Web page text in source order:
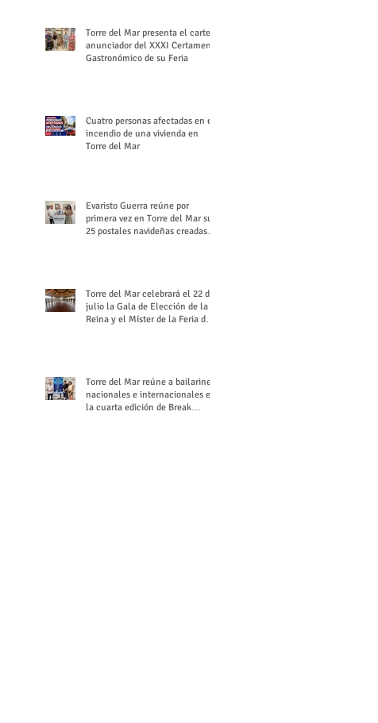
Torre del Mar presenta el cartel
anunciador del XXXI Certamen
Gastronómico de su Feria
Cuatro personas afectadas en el
incendio de una vivienda en
Torre del Mar
Evaristo Guerra reúne por
primera vez en Torre del Mar sus
25 postales navideñas creadas
Torre del Mar celebrará el 22 de
julio la Gala de Elección de la
Reina y el Míster de la Feria de
Torre del Mar reúne a bailarines
nacionales e internacionales en
la cuarta edición de Break